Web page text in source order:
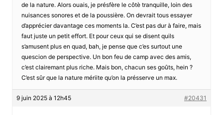
de la nature. Alors ouais, je présfère le côtè tranquille, loin des
nuisances sonores et de la poussière. On devrait tous essayer
d’apprécier davantage ces moments la. C’est pas dur à faire, mais
faut juste un petit effort. Et pour ceux qui se disent quils
s’amusent plus en quad, bah, je pense que c’es surtout une
quescion de perspective. Un bon feu de camp avec des amis,
c’est clairemant plus riche. Mais bon, chacun ses goûts, hein ?
C’est sûr que la nature mériite qu’on la présserve un max.
9 juin 2025 à 12h45 #20431